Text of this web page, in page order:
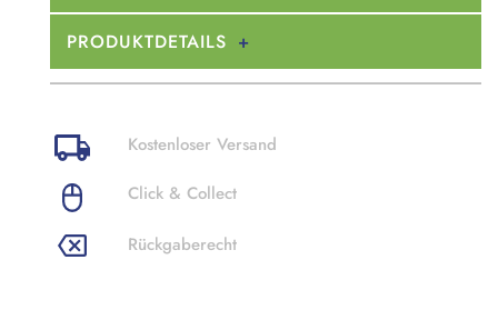
PRODUKTDETAILS
Kostenloser Versand
Click & Collect
Rückgaberecht